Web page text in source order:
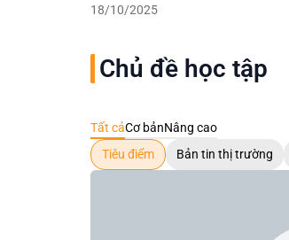
18/10/2025
Chủ đề học tập
Tất cảCơ bảnNâng cao
Tiêu điểm
Bản tin thị trường